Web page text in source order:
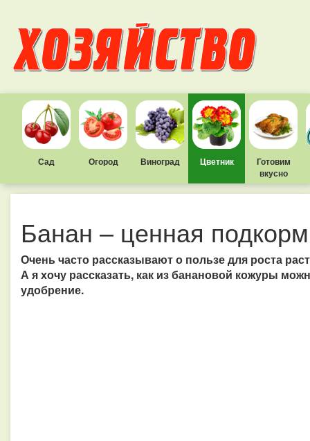
Сад Огород Виноград Цветник
Готовим
вкусно
Банан – ценная
Очень часто рассказывают о пользе для роста
А я хочу рассказать, как из банановой кожуры
удобрение.